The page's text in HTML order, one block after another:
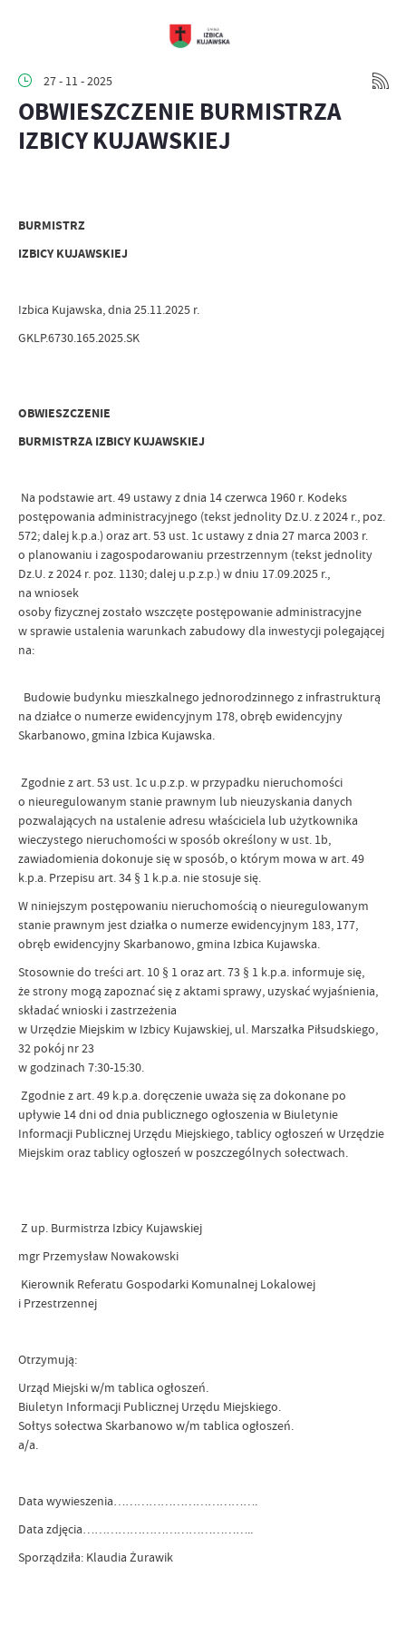
27 - 11 - 2025
OBWIESZCZENIE BURMISTRZA
IZBICY KUJAWSKIEJ
BURMISTRZ
IZBICY KUJAWSKIEJ
Izbica Kujawska, dnia 25.11.2025 r.
GKLP.6730.165.2025.SK
OBWIESZCZENIE
BURMISTRZA IZBICY KUJAWSKIEJ
Na podstawie art. 49 ustawy z dnia 14 czerwca 1960 r. Kodeks
postępowania administracyjnego (tekst jednolity Dz.U. z 2024 r., poz.
572; dalej k.p.a.) oraz art. 53 ust. 1c ustawy z dnia 27 marca 2003 r.
o planowaniu i zagospodarowaniu przestrzennym (tekst jednolity
Dz.U. z 2024 r. poz. 1130; dalej u.p.z.p.) w dniu 17.09.2025 r.,
na wniosek
osoby fizycznej zostało wszczęte postępowanie administracyjne
w sprawie ustalenia warunkach zabudowy dla inwestycji polegającej
na:
Budowie budynku mieszkalnego jednorodzinnego z infrastrukturą
na działce o numerze ewidencyjnym 178, obręb ewidencyjny
Skarbanowo, gmina Izbica Kujawska.
Zgodnie z art. 53 ust. 1c u.p.z.p. w przypadku nieruchomości
o nieuregulowanym stanie prawnym lub nieuzyskania danych
pozwalających na ustalenie adresu właściciela lub użytkownika
wieczystego nieruchomości w sposób określony w ust. 1b,
zawiadomienia dokonuje się w sposób, o którym mowa w art. 49
k.p.a. Przepisu art. 34 § 1 k.p.a. nie stosuje się.
W niniejszym postępowaniu nieruchomością o nieuregulowanym
stanie prawnym jest działka o numerze ewidencyjnym 183, 177,
obręb ewidencyjny Skarbanowo, gmina Izbica Kujawska.
Stosownie do treści art. 10 § 1 oraz art. 73 § 1 k.p.a. informuje się,
że strony mogą zapoznać się z aktami sprawy, uzyskać wyjaśnienia,
składać wnioski i zastrzeżenia
w Urzędzie Miejskim w Izbicy Kujawskiej, ul. Marszałka Piłsudskiego,
32 pokój nr 23
w godzinach 7:30-15:30.
Zgodnie z art. 49 k.p.a. doręczenie uważa się za dokonane po
upływie 14 dni od dnia publicznego ogłoszenia w Biuletynie
Informacji Publicznej Urzędu Miejskiego, tablicy ogłoszeń w Urzędzie
Miejskim oraz tablicy ogłoszeń w poszczególnych sołectwach.
Z up. Burmistrza Izbicy Kujawskiej
mgr Przemysław Nowakowski
Kierownik Referatu Gospodarki Komunalnej Lokalowej
i Przestrzennej
Otrzymują:
Urząd Miejski w/m tablica ogłoszeń.
Biuletyn Informacji Publicznej Urzędu Miejskiego.
Sołtys sołectwa Skarbanowo w/m tablica ogłoszeń.
a/a.
Data wywieszenia……………………………….
Data zdjęcia……………………………………..
Sporządziła: Klaudia Żurawik